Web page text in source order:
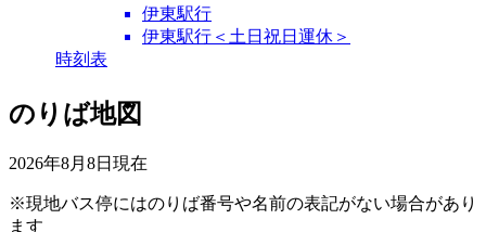
伊東駅行
伊東駅行＜土日祝日運休＞
時刻表
のりば地図
2026年8月8日 現在
※現地バス停にはのりば番号や名前の表記がない場合があり
ます